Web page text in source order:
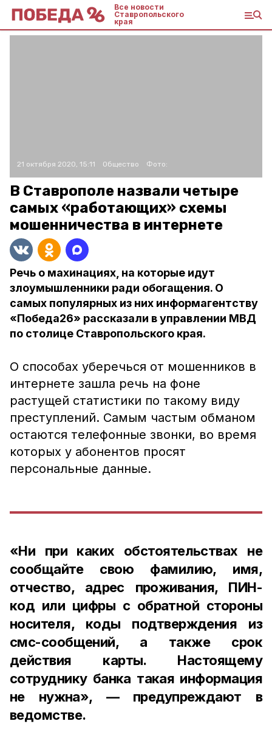
Все новости
Ставропольского
края
21 октября 2020, 15:11 Общество Фото:
В Ставрополе назвали четыре
самых «работающих» схемы
мошенничества в интернете
Речь о махинациях, на которые идут
злоумышленники ради обогащения. О
самых популярных из них информагентству
«Победа26» рассказали в управлении МВД
по столице Ставропольского края.
О способах уберечься от мошенников в
интернете зашла речь на фоне
растущей статистики по такому виду
преступлений. Самым частым обманом
остаются телефонные звонки, во время
которых у абонентов просят
персональные данные.
«Ни при каких обстоятельствах не
сообщайте свою фамилию, имя,
отчество, адрес проживания, ПИН-
код или цифры с обратной стороны
носителя, коды подтверждения из
смс-сообщений, а также срок
действия карты. Настоящему
сотруднику банка такая информация
не нужна», — предупреждают в
ведомстве.